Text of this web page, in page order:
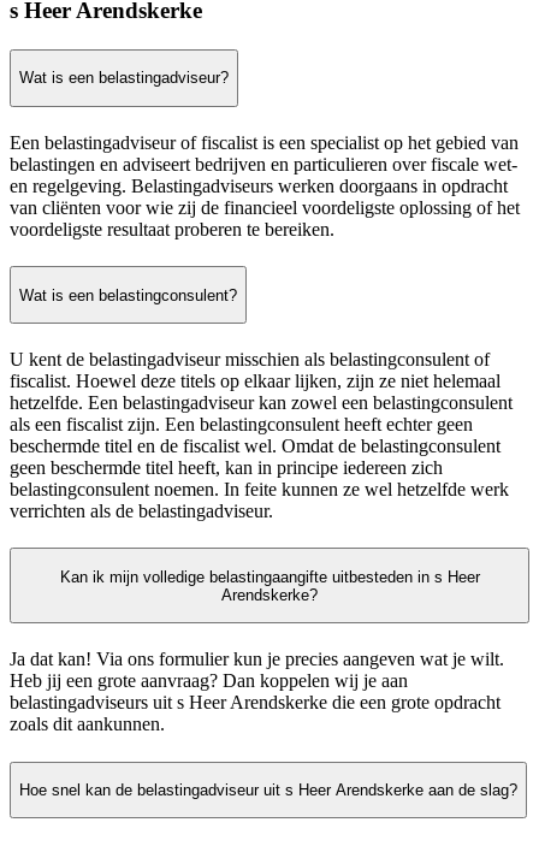
s Heer Arendskerke
Wat is een belastingadviseur?
Een belastingadviseur of fiscalist is een specialist op het gebied van
belastingen en adviseert bedrijven en particulieren over fiscale wet-
en regelgeving. Belastingadviseurs werken doorgaans in opdracht
van cliënten voor wie zij de financieel voordeligste oplossing of het
voordeligste resultaat proberen te bereiken.
Wat is een belastingconsulent?
U kent de belastingadviseur misschien als belastingconsulent of
fiscalist. Hoewel deze titels op elkaar lijken, zijn ze niet helemaal
hetzelfde. Een belastingadviseur kan zowel een belastingconsulent
als een fiscalist zijn. Een belastingconsulent heeft echter geen
beschermde titel en de fiscalist wel. Omdat de belastingconsulent
geen beschermde titel heeft, kan in principe iedereen zich
belastingconsulent noemen. In feite kunnen ze wel hetzelfde werk
verrichten als de belastingadviseur.
Kan ik mijn volledige belastingaangifte uitbesteden in s Heer
Arendskerke?
Ja dat kan! Via ons formulier kun je precies aangeven wat je wilt.
Heb jij een grote aanvraag? Dan koppelen wij je aan
belastingadviseurs uit s Heer Arendskerke die een grote opdracht
zoals dit aankunnen.
Hoe snel kan de belastingadviseur uit s Heer Arendskerke aan de slag?